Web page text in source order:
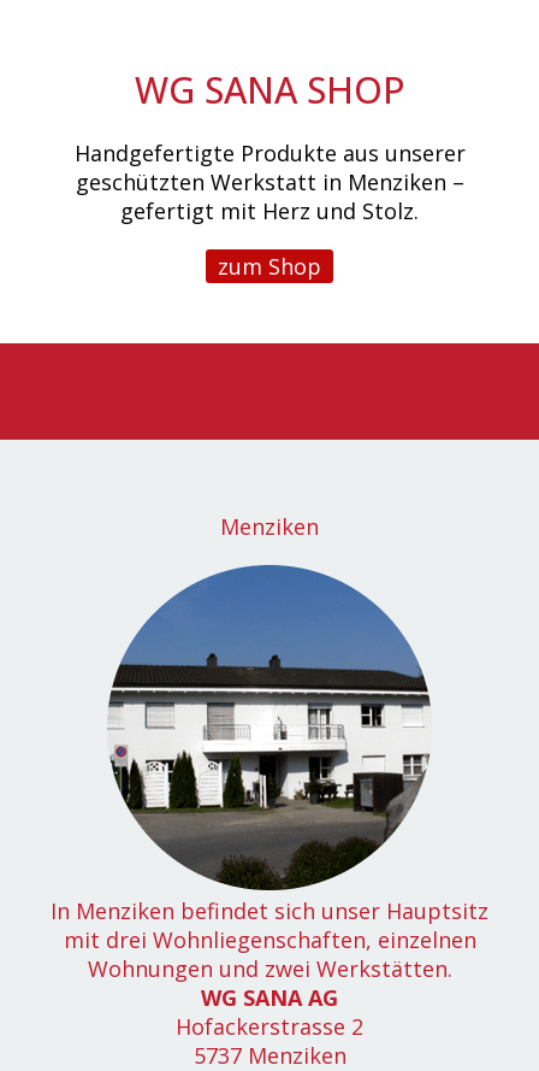
WG SANA SHOP
Handgefertigte Produkte aus unserer
geschützten Werkstatt in Menziken –
gefertigt mit Herz und Stolz.
zum Shop
Menziken
In Menziken befindet sich unser Hauptsitz
mit drei Wohnliegenschaften, einzelnen
Wohnungen und zwei Werkstätten.
WG SANA AG
Hofackerstrasse 2
5737 Menziken